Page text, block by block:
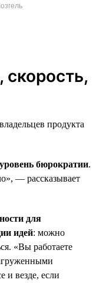
скорость,
продукта
бюрократии.
— рассказывает
для
идей: можно
«Вы работаете
и везде, если